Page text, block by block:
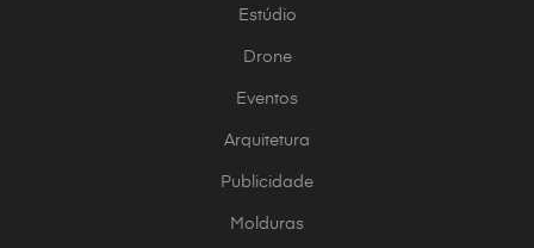
Estúdio
Drone
Eventos
Arquitetura
Publicidade
Molduras